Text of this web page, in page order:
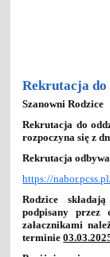
Rekrutacja do
Szanowni Rodzice
Rekrutacja do
rozpoczyna się z
Rekrutacja
https://
Rodzice
podpisany przez
załacznikami
terminie